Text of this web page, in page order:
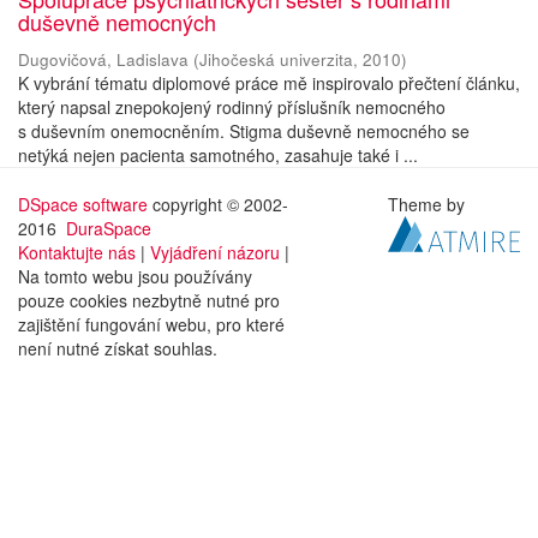
duševně nemocných
Dugovičová, Ladislava (Jihočeská univerzita, 2010)
K vybrání tématu diplomové práce mě inspirovalo přečtení článku,
který napsal znepokojený rodinný příslušník nemocného
s duševním onemocněním. Stigma duševně nemocného se
netýká nejen pacienta samotného, zasahuje také i ...
DSpace software copyright © 2002-
2016 DuraSpace
Kontaktujte nás | Vyjádření názoru |
Na tomto webu jsou používány
pouze cookies nezbytně nutné pro
zajištění fungování webu, pro které
není nutné získat souhlas.
Theme by